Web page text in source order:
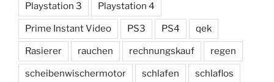
Playstation 3 Playstation 4
Prime Instant Video PS3 PS4 qek
Rasierer rauchen rechnungskauf regen
scheibenwischermotor schlafen schlaflos